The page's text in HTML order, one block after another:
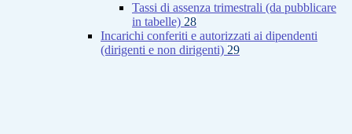
Tassi di assenza trimestrali (da pubblicare
in tabelle) 28
Incarichi conferiti e autorizzati ai dipendenti
(dirigenti e non dirigenti) 29